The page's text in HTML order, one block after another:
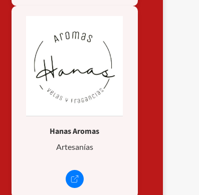
Hanas Aromas
Artesanías